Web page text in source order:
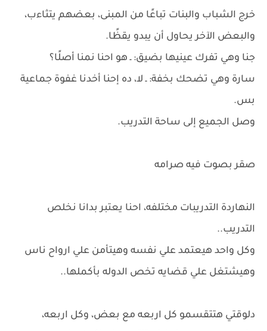
خرج الشباب والبنات تباعًا من المبنى، بعضهم يتثاءب،
والبعض الآخر يحاول أن يبدو يقظًا.
جنا وهي تفرك عينيها بضيق: ـ هو احنا نمنا أصلًا؟
سارة وهي تضحك بخفة: ـ لا، ده إحنا أخدنا غفوة جماعية
بس.
وصل الجميع إلى ساحة التدريب.
صقر بصوت فيه صرامه
النهاردة التدريبات مختلفه، احنا يعتبر بدانا نخلص
التدريب..
وكل واحد هيعتمد علي نفسه وهيتأمن علي ارواح ناس
وهيشتغل علي قضايه تخص الدوله بأكملها..
دلوقتي هتتقسمو كل اربعه مع بعض، وكل اربعه،